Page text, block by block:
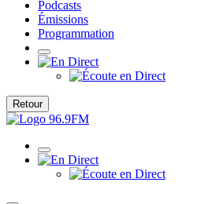
Podcasts
Émissions
Programmation
Retour